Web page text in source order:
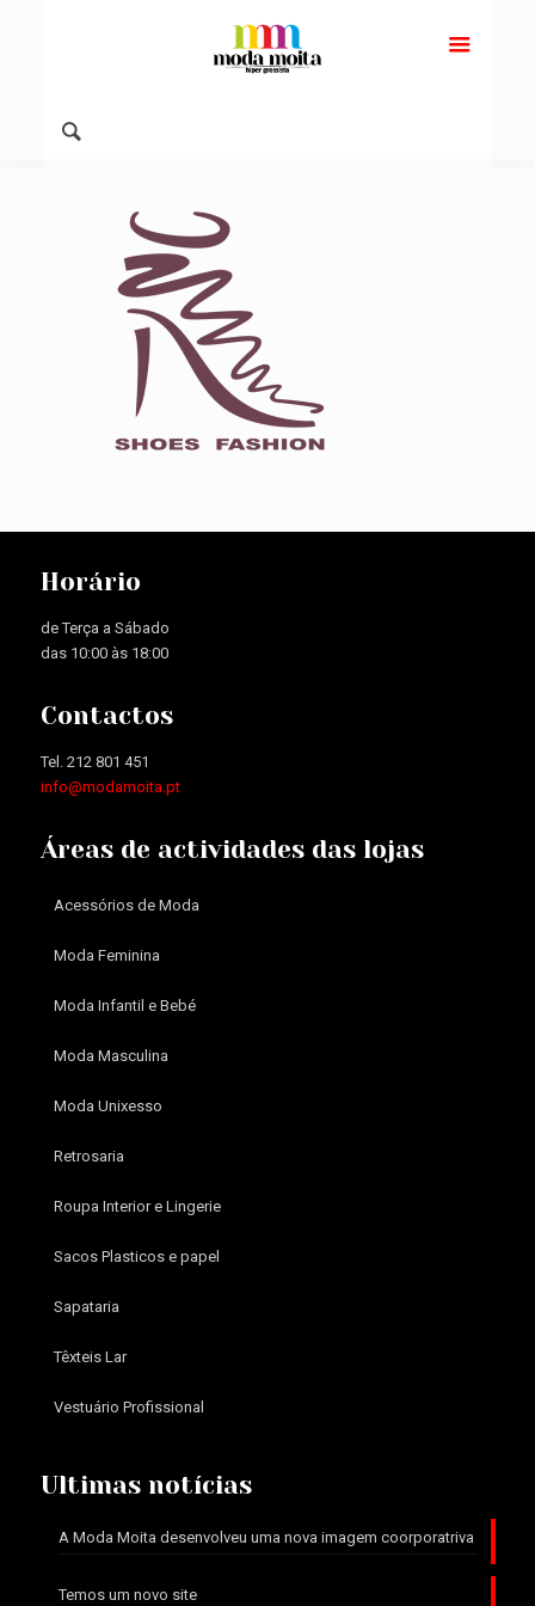
Horário
de Terça a Sábado
das 10:00 às 18:00
Contactos
Tel. 212 801 451
info@modamoita.pt
Áreas de actividades das lojas
Acessórios de Moda
Moda Feminina
Moda Infantil e Bebé
Moda Masculina
Moda Unixesso
Retrosaria
Roupa Interior e Lingerie
Sacos Plasticos e papel
Sapataria
Têxteis Lar
Vestuário Profissional
Ultimas notícias
A Moda Moita desenvolveu uma nova imagem coorporatriva
Temos um novo site